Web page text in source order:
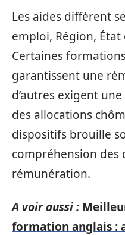
Les aides diffèrent
emploi, Région,
Certaines
garantissent une
d’autres exigent
des allocations
dispositifs brouille
compréhension des
rémunération.
A voir aussi :
formation anglais :